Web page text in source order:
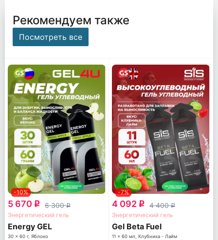
Рекомендуем также
Посмотреть все
-10%
5 670 q 6 300q
Энергетический гель
Energy GEL
30 x 60 г, Яблоко
-7%
4 092 q 4 400q
Энергетический гель
Gel Beta Fuel
11 x 60 мл, Клубника - Лайм